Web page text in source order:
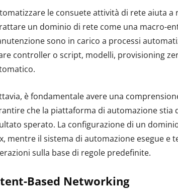
le consuete attività di rete aiuta
un dominio di rete come una macro-
sono in carico a processi
controller o script, modelli, provisioning
è fondamentale avere una
che la piattaforma di automazione
sperato. La configurazione di un
mentre il sistema di automazione esegue e
sulla base di regole predefinite.
Based Networking